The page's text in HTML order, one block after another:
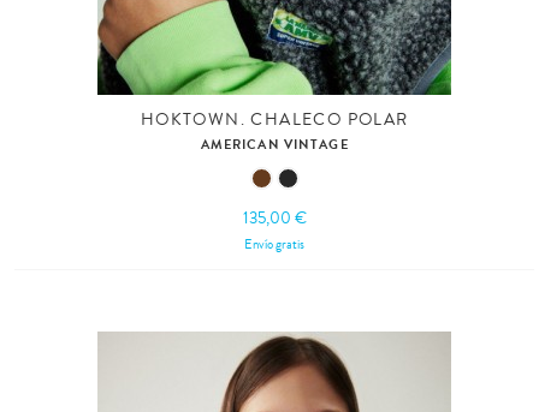
HOKTOWN. CHALECO POLAR
AMERICAN VINTAGE
135,00 €
Envío gratis